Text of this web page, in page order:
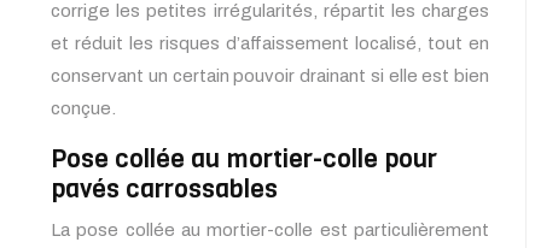
corrige les petites irrégularités, répartit les charges
et réduit les risques d’affaissement localisé, tout en
conservant un certain pouvoir drainant si elle est bien
conçue.
Pose collée au mortier-colle pour
pavés carrossables
La pose collée au mortier-colle est particulièrement